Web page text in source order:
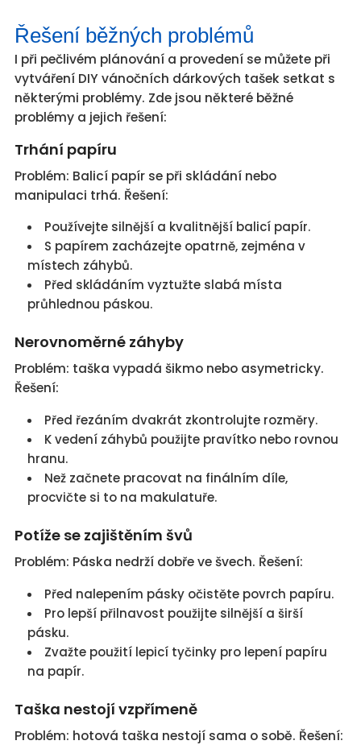
Řešení běžných problémů
I při pečlivém plánování a provedení se můžete při
vytváření DIY vánočních dárkových tašek setkat s
některými problémy. Zde jsou některé běžné
problémy a jejich řešení:
Trhání papíru
Problém: Balicí papír se při skládání nebo
manipulaci trhá. Řešení:
Používejte silnější a kvalitnější balicí papír.
S papírem zacházejte opatrně, zejména v
místech záhybů.
Před skládáním vyztužte slabá místa
průhlednou páskou.
Nerovnoměrné záhyby
Problém: taška vypadá šikmo nebo asymetricky.
Řešení:
Před řezáním dvakrát zkontrolujte rozměry.
K vedení záhybů použijte pravítko nebo rovnou
hranu.
Než začnete pracovat na finálním díle,
procvičte si to na makulatuře.
Potíže se zajištěním švů
Problém: Páska nedrží dobře ve švech. Řešení:
Před nalepením pásky očistěte povrch papíru.
Pro lepší přilnavost použijte silnější a širší
pásku.
Zvažte použití lepicí tyčinky pro lepení papíru
na papír.
Taška nestojí vzpřímeně
Problém: hotová taška nestojí sama o sobě. Řešení: